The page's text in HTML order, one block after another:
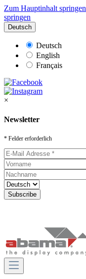
Zum Hauptinhalt springen
springen
Deutsch
Deutsch
English
Français
×
Newsletter
* Felder erforderlich